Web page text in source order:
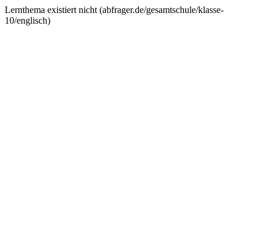
Lernthema existiert nicht (abfrager.de/gesamtschule/klasse-
10/englisch)